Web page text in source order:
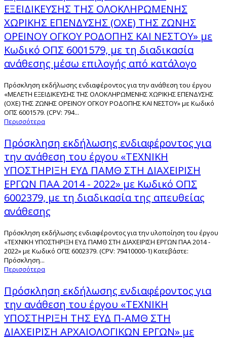
ΕΞΕΙΔΙΚΕΥΣΗΣ ΤΗΣ ΟΛΟΚΛΗΡΩΜΕΝΗΣ
ΧΩΡΙΚΗΣ ΕΠΕΝΔΥΣΗΣ (ΟΧΕ) ΤΗΣ ΖΩΝΗΣ
ΟΡΕΙΝΟΥ ΟΓΚΟΥ ΡΟΔΟΠΗΣ ΚΑΙ ΝΕΣΤΟΥ» με
Κωδικό ΟΠΣ 6001579, με τη διαδικασία
ανάθεσης μέσω επιλογής από κατάλογο
Πρόσκληση εκδήλωσης ενδιαφέροντος για την ανάθεση του έργου
«ΜΕΛΕΤΗ ΕΞΕΙΔΙΚΕΥΣΗΣ ΤΗΣ ΟΛΟΚΛΗΡΩΜΕΝΗΣ ΧΩΡΙΚΗΣ ΕΠΕΝΔΥΣΗΣ
(ΟΧΕ) ΤΗΣ ΖΩΝΗΣ ΟΡΕΙΝΟΥ ΟΓΚΟΥ ΡΟΔΟΠΗΣ ΚΑΙ ΝΕΣΤΟΥ» με Κωδικό
ΟΠΣ 6001579. (CPV: 794...
Περισσότερα
Πρόσκληση εκδήλωσης ενδιαφέροντος για
την ανάθεση του έργου «ΤΕΧΝΙΚΗ
ΥΠΟΣΤΗΡΙΞΗ ΕΥΔ ΠΑΜΘ ΣΤΗ ΔΙΑΧΕΙΡΙΣΗ
ΕΡΓΩΝ ΠΑΑ 2014 - 2022» με Κωδικό ΟΠΣ
6002379, με τη διαδικασία της απευθείας
ανάθεσης
Πρόσκληση εκδήλωσης ενδιαφέροντος για την υλοποίηση του έργου
«ΤΕΧΝΙΚΗ ΥΠΟΣΤΗΡΙΞΗ ΕΥΔ ΠΑΜΘ ΣΤΗ ΔΙΑΧΕΙΡΙΣΗ ΕΡΓΩΝ ΠΑΑ 2014 -
2022» με Κωδικό ΟΠΣ 6002379. (CPV: 79410000-1) Κατεβάστε:
Πρόσκληση...
Περισσότερα
Πρόσκληση εκδήλωσης ενδιαφέροντος για
την ανάθεση του έργου «ΤΕΧΝΙΚΗ
ΥΠΟΣΤΗΡΙΞΗ ΤΗΣ ΕΥΔ Π-ΑΜΘ ΣΤΗ
ΔΙΑΧΕΙΡΙΣΗ ΑΡΧΑΙΟΛΟΓΙΚΩΝ ΕΡΓΩΝ» με